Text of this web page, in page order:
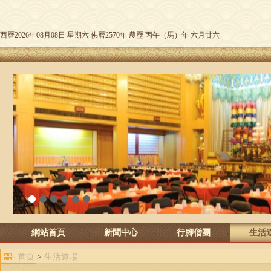
西曆2026年08月08日 星期六 佛曆2570年 農歷 丙午（馬）年 六月廿六
1 2 3 4 5 6
網站首頁 新聞中心 行腳僧團 生活
首页 > 生活道場